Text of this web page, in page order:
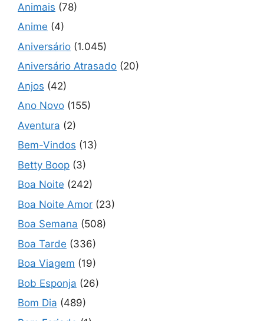
Animais (78)
Anime (4)
Aniversário (1.045)
Aniversário Atrasado (20)
Anjos (42)
Ano Novo (155)
Aventura (2)
Bem-Vindos (13)
Betty Boop (3)
Boa Noite (242)
Boa Noite Amor (23)
Boa Semana (508)
Boa Tarde (336)
Boa Viagem (19)
Bob Esponja (26)
Bom Dia (489)